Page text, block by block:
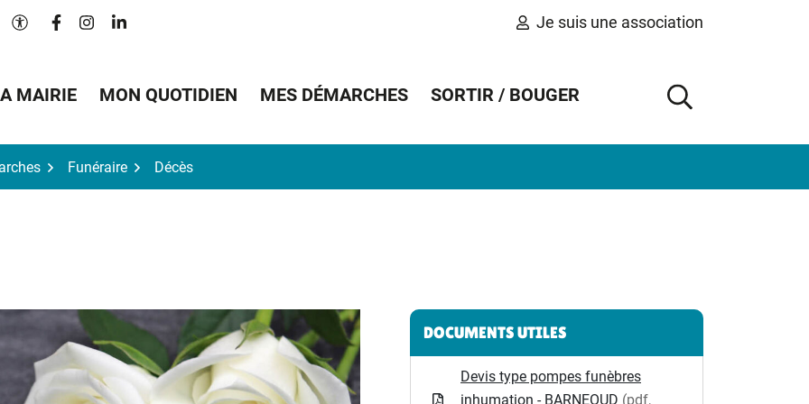
Paramètres d'accessibilité
Lien vers le compte Facebook
Lien vers le compte Instagram
Lien vers le compte Linkedin Je suis une association
MAIRIE MON QUOTIDIEN MES DÉMARCHES SORTIR / BOUGER
AFFICHER
Funéraire Décès
Informations complémentaires
DOCUMENTS UTILES
Devis type pompes funèbres
inhumation - BARNEOUD (pdf,